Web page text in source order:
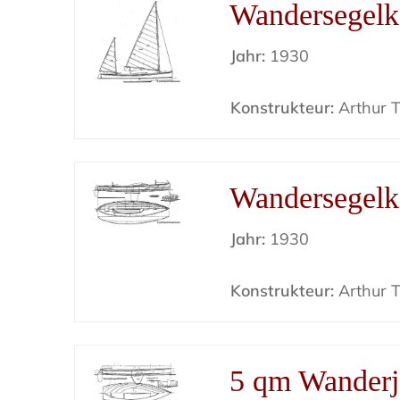
Jahr: 1930
Konstrukteur: Arthur
Jahr: 1930
Konstrukteur: Arthur
5 qm